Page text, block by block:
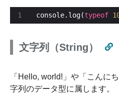
console.log(typeof
文字列（String）
「Hello, world!」や「こんに
字列のデータ型に属します。